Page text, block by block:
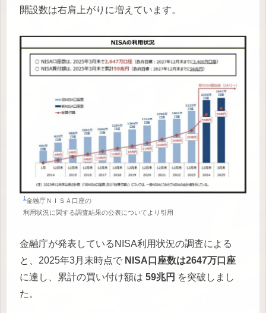
開設数は右肩上がりに増えています。
1金融庁ＮＩＳＡ口座の
利用状況に関する調査結果の公表についてより引用
金融庁が発表しているNISA利用状況の調査による
と、2025年3月末時点で NISA口座数は2647万口座
に達し、累計の買い付け額は 59兆円 を突破しまし
た。